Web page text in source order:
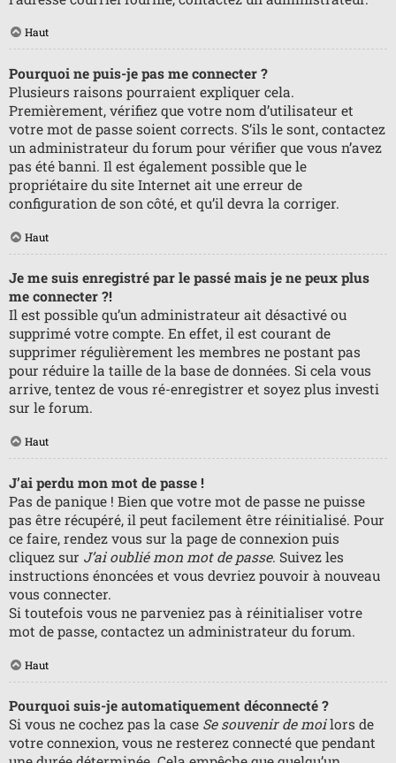
Haut
Pourquoi ne puis-je pas me connecter ?
Plusieurs raisons pourraient expliquer cela.
Premièrement, vérifiez que votre nom d’utilisateur et
votre mot de passe soient corrects. S’ils le sont, contactez
un administrateur du forum pour vérifier que vous n’avez
pas été banni. Il est également possible que le
propriétaire du site Internet ait une erreur de
configuration de son côté, et qu’il devra la corriger.
Haut
Je me suis enregistré par le passé mais je ne peux plus
me connecter ?!
Il est possible qu’un administrateur ait désactivé ou
supprimé votre compte. En effet, il est courant de
supprimer régulièrement les membres ne postant pas
pour réduire la taille de la base de données. Si cela vous
arrive, tentez de vous ré-enregistrer et soyez plus investi
sur le forum.
Haut
J’ai perdu mon mot de passe !
Pas de panique ! Bien que votre mot de passe ne puisse
pas être récupéré, il peut facilement être réinitialisé. Pour
ce faire, rendez vous sur la page de connexion puis
cliquez sur J’ai oublié mon mot de passe. Suivez les
instructions énoncées et vous devriez pouvoir à nouveau
vous connecter.
Si toutefois vous ne parveniez pas à réinitialiser votre
mot de passe, contactez un administrateur du forum.
Haut
Pourquoi suis-je automatiquement déconnecté ?
Si vous ne cochez pas la case Se souvenir de moilors de
votre connexion, vous ne resterez connecté que pendant